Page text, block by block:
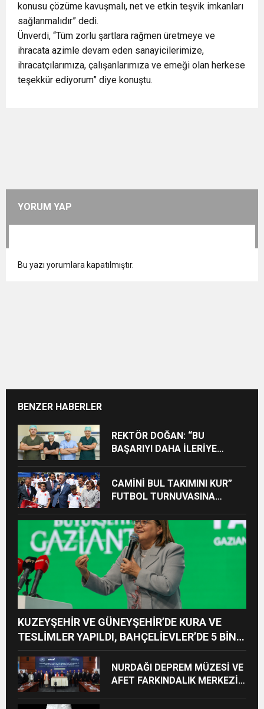
konusu çözüme kavuşmalı, net ve etkin teşvik imkanları
sağlanmalıdır” dedi.
Ünverdi, “Tüm zorlu şartlara rağmen üretmeye ve
ihracata azimle devam eden sanayicilerimize,
ihracatçılarımıza, çalışanlarımıza ve emeği olan herkese
teşekkür ediyorum” diye konuştu.
YORUM YAP
Bu yazı yorumlara kapatılmıştır.
BENZER HABERLER
REKTÖR DOĞAN: “BU
BAŞARIYI DAHA İLERİYE
CAMİNİ BUL TAKIMINI KUR”
FUTBOL TURNUVASINA
BİSİKLET HEDİYE EDİLDİ
KUZEYŞEHİR VE GÜNEYŞEHİR’DE KURA VE
TESLİMLER YAPILDI, BAHÇELİEVLER’DE 5 BİN
KONUTUN TEMELİ ATILDI
NURDAĞI DEPREM MÜZESİ VE
AFET FARKINDALIK MERKEZİ